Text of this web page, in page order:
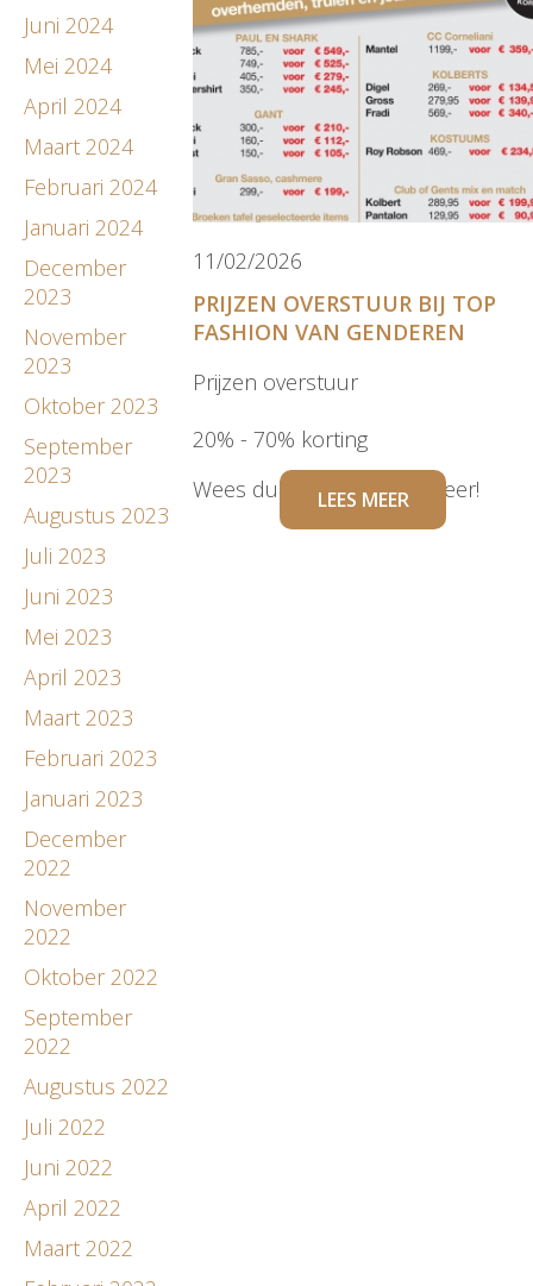
Juni 2024
Mei 2024
April 2024
Maart 2024
Februari 2024
Januari 2024
December
2023
November
2023
Oktober 2023
September
2023
Augustus 2023
Juli 2023
Juni 2023
Mei 2023
April 2023
Maart 2023
Februari 2023
Januari 2023
December
2022
November
2022
Oktober 2022
September
2022
Augustus 2022
Juli 2022
Juni 2022
April 2022
Maart 2022
11/02/2026
PRIJZEN OVERSTUUR BIJ TOP
FASHION VAN GENDEREN
Prijzen overstuur
20% - 70% korting
Wees dus op tijd en profiteer!
LEES MEER